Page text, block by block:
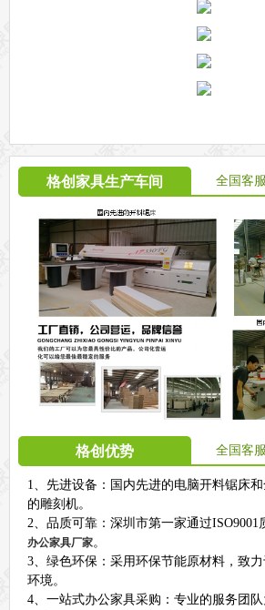
格创家具生产车间 全国客
格创优势 全国客
1、先进设备：国内先进的电脑开料锯床
的雕刻机。
2、品质可靠：深圳市第一家通过ISO9001
办公家具厂家。
3、绿色环保：采用环保节能原材料，致
环境。
4、一站式办公家具采购：专业的服务团